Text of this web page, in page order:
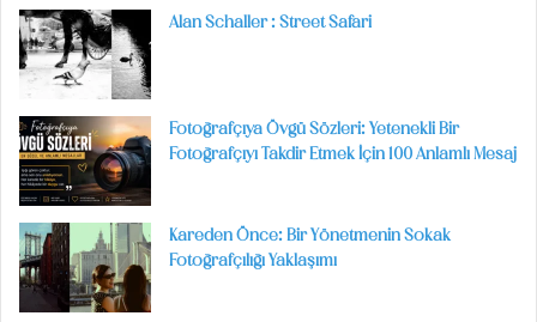
Alan Schaller : Street Safari
Fotoğrafçıya Övgü Sözleri: Yetenekli Bir
Fotoğrafçıyı Takdir Etmek İçin 100 Anlamlı Mesaj
Kareden Önce: Bir Yönetmenin Sokak
Fotoğrafçılığı Yaklaşımı